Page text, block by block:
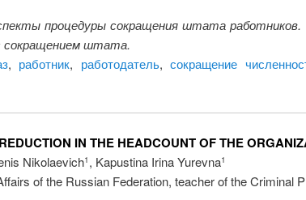
процедуры сокращения штата
сокращением штата.
, работник, работодатель,сокращение
IN THE HEADCOUNT OF THE
Nikolaevich1 , Kapustina Irina Yurevna1
of the Russian Federation, teacher of the Criminal